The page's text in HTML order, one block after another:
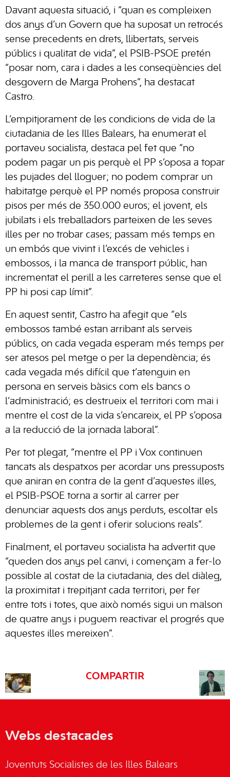
Davant aquesta situació, i “quan es compleixen
dos anys d’un Govern que ha suposat un retrocés
sense precedents en drets, llibertats, serveis
públics i qualitat de vida”, el PSIB-PSOE pretén
“posar nom, cara i dades a les conseqüències del
desgovern de Marga Prohens”, ha destacat
Castro.
L’empitjorament de les condicions de vida de la
ciutadania de les Illes Balears, ha enumerat el
portaveu socialista, destaca pel fet que “no
podem pagar un pis perquè el PP s’oposa a topar
les pujades del lloguer; no podem comprar un
habitatge perquè el PP només proposa construir
pisos per més de 350.000 euros; el jovent, els
jubilats i els treballadors parteixen de les seves
illes per no trobar cases; passam més temps en
un embós que vivint i l’excés de vehicles i
embossos, i la manca de transport públic, han
incrementat el perill a les carreteres sense que el
PP hi posi cap límit”.
En aquest sentit, Castro ha afegit que “els
embossos també estan arribant als serveis
públics, on cada vegada esperam més temps per
ser atesos pel metge o per la dependència; és
cada vegada més difícil que t’atenguin en
persona en serveis bàsics com els bancs o
l’administració; es destrueix el territori com mai i
mentre el cost de la vida s’encareix, el PP s’oposa
a la reducció de la jornada laboral”.
Per tot plegat, “mentre el PP i Vox continuen
tancats als despatxos per acordar uns pressuposts
que aniran en contra de la gent d’aquestes illes,
el PSIB-PSOE torna a sortir al carrer per
denunciar aquests dos anys perduts, escoltar els
problemes de la gent i oferir solucions reals”.
Finalment, el portaveu socialista ha advertit que
“queden dos anys pel canvi, i començam a fer-lo
possible al costat de la ciutadania, des del diàleg,
la proximitat i trepitjant cada territori, per fer
entre tots i totes, que això només sigui un malson
de quatre anys i puguem reactivar el progrés que
aquestes illes mereixen”.
COMPARTIR
Webs destacades
Joventuts Socialistes de les Illes Balears